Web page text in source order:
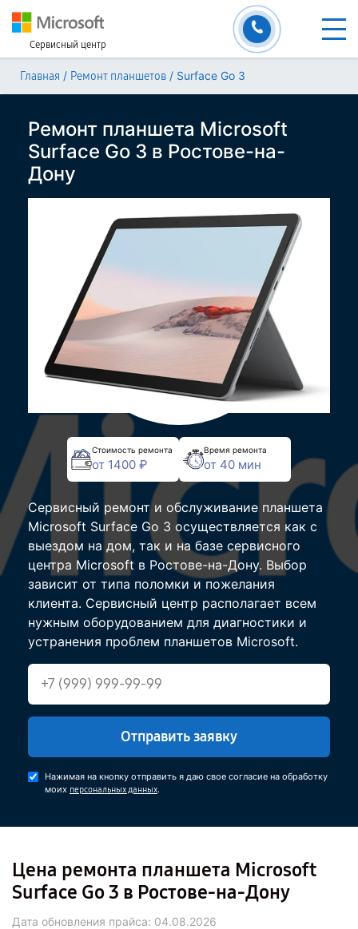
Сервисный центр
Главная / Ремонт планшетов / Surface Go 3
Ремонт планшета Microsoft
Surface Go 3 в Ростове-на-
Дону
Стоимость ремонта
от 1400 ₽
Время ремонта
от 40 мин
Сервисный ремонт и обслуживание планшета
Microsoft Surface Go 3 осуществляется как с
выездом на дом, так и на базе сервисного
центра Microsoft в Ростове-на-Дону. Выбор
зависит от типа поломки и пожелания
клиента. Сервисный центр располагает всем
нужным оборудованием для диагностики и
устранения проблем планшетов Microsoft.
Отправить заявку
Нажимая на кнопку отправить я даю свое согласие на обработку
моих персональных данных.
Цена ремонта планшета Microsoft
Surface Go 3 в Ростове-на-Дону
Дата обновления прайса: 04.08.2026